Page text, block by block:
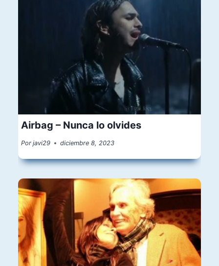
Airbag – Nunca lo olvides
Por javi29 diciembre 8, 2023